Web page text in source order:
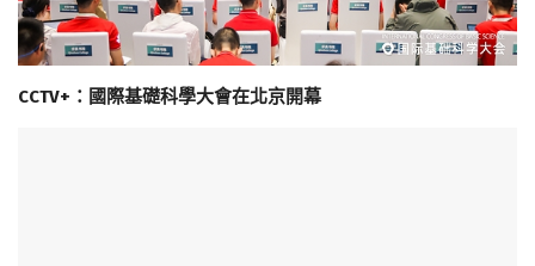
CCTV+：國際基礎科學大會在北京開幕